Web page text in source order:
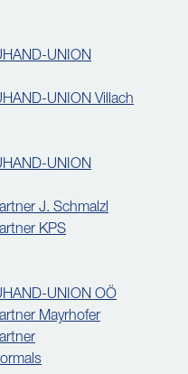
UNION
UNION Villach
UNION
J. Schmalzl
KPS
UNION OÖ
Mayrhofer